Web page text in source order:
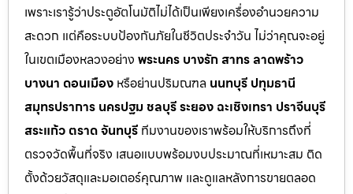
เพราะเรารู้ว่าประตูอัตโนมัติไม่ได้เป็นเพียงเครื่องอำนวยความ
สะดวก แต่คือระบบป้องกันภัยในชีวิตประจำวัน ไม่ว่าคุณจะอยู่
ในเขตเมืองหลวงอย่าง พระนคร บางรัก สาทร ลาดพร้าว
บางนา ดอนเมือง หรือย่านปริมณฑล นนทบุรี ปทุมธานี
สมุทรปราการ นครปฐม ชลบุรี ระยอง ฉะเชิงเทรา ปราจีนบุรี
สระแก้ว ตราด จันทบุรี ทีมงานของเราพร้อมให้บริการถึงที่
ตรวจวัดพื้นที่จริง เสนอแบบพร้อมงบประมาณที่เหมาะสม ติด
ตั้งด้วยวัสดุและมอเตอร์คุณภาพ และดูแลหลังการขายตลอด